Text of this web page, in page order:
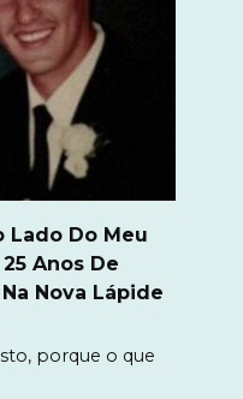
Lado Do Meu
Anos De
Nova Lápide
porque o que